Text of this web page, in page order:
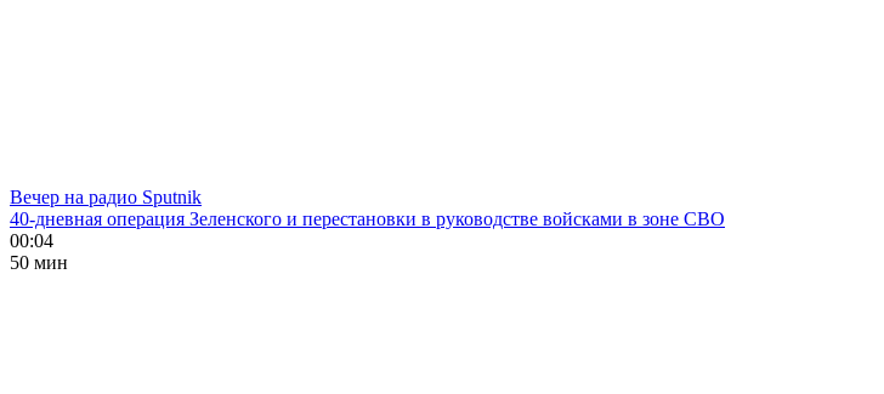
Вечер на радио Sputnik
40-дневная операция Зеленского и перестановки в руководстве войсками в зоне СВО
00:04
50 мин